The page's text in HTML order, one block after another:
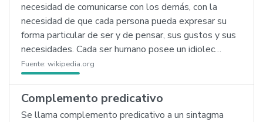
necesidad de comunicarse con los demás, con la
necesidad de que cada persona pueda expresar su
forma particular de ser y de pensar, sus gustos y sus
necesidades. Cada ser humano posee un idiolec…
Fuente: wikipedia.org
Complemento predicativo
Se llama complemento predicativo a un sintagma